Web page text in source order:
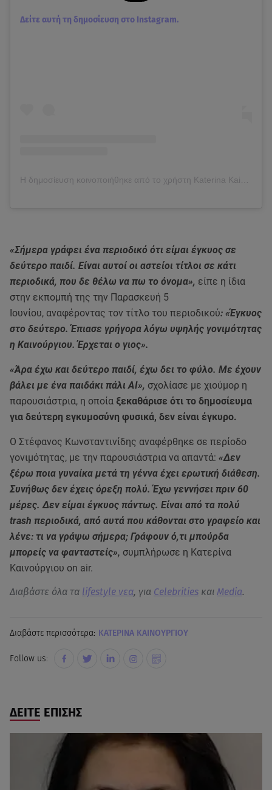
Δείτε αυτή τη δημοσίευση στο Instagram.
«Σήμερα γράφει ένα περιοδικό ότι είμαι έγκυος σε
δεύτερο παιδί. Είναι αυτοί οι αστείοι τίτλοι σε κάτι
περιοδικά, που δε θέλω να πω το όνομα», είπε η ίδια
στην εκπομπή της την Παρασκευή 5
Ιουνίου, αναφέροντας τον τίτλο του περιοδικού: «Έγκυος
στο δεύτερο. Έπιασε γρήγορα λόγω υψηλής γονιμότητας
η Καινούργιου. Έρχεται ο γιος».
«Άρα έχω και δεύτερο παιδί, έχω δει το φύλο. Με έχουν
βάλει με ένα παιδάκι πάλι AI», σχολίασε με χιούμορ η
παρουσιάστρια, η οποία ξεκαθάρισε ότι το δημοσίευμα
για δεύτερη εγκυμοσύνη φυσικά, δεν είναι έγκυρο.
Ο Στέφανος Κωνσταντινίδης αναφέρθηκε σε περίοδο
γονιμότητας, με την παρουσιάστρια να απαντά: «Δεν
ξέρω ποια γυναίκα μετά τη γέννα έχει ερωτική διάθεση.
Συνήθως δεν έχεις όρεξη πολύ. Έχω γεννήσει πριν 60
μέρες. Δεν είμαι έγκυος πάντως. Είναι από τα πολύ
trash περιοδικά, από αυτά που κάθονται στο γραφείο και
λένε: τι να γράψω σήμερα; Γράφουν ό,τι μπούρδα
μπορείς να φανταστείς», συμπλήρωσε η Κατερίνα
Καινούργιου on air.
Διαβάστε όλα τα lifestyle νεα, για Celebrities και Media.
Διαβάστε περισσότερα: KΑΤΕΡΙΝΑ ΚΑΙΝΟΥΡΓΙΟΥ
Follow us:
ΔΕΙΤΕ ΕΠΙΣΗΣ